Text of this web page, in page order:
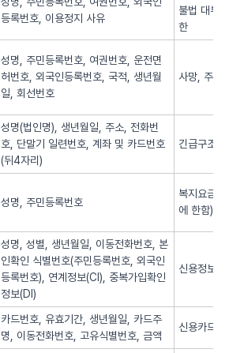
등록번호, 이용정지 사유
불법 대부
한
성명, 주민등록번호, 여권번호, 운전면
허번호, 외국인등록번호, 국적, 생년월
일, 회선번호
사망, 주민
성명(법인명), 생년월일, 주소, 전화번
호, 단말기 일련번호, 계좌 및 카드번호
(뒤4자리)
긴급구조(
성명, 주민등록번호
복지요금
에 한함)
성명, 성별, 생년월일, 이동전화번호, 본
인확인 식별번호(주민등록번호, 외국인
등록번호), 연계정보(CI), 중복가입확인
정보(DI)
신용정보
카드번호, 유효기간, 생년월일, 카드주
명, 이동전화번호, 고유식별번호, 금액
신용카드